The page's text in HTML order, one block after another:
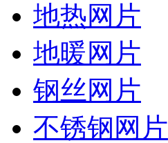
地热网片
地暖网片
钢丝网片
不锈钢网片